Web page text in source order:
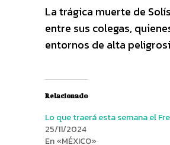
La trágica muerte de
entre sus colegas,
entornos de alta
Relacionado
Lo que traerá esta semana el
25/11/2024
En «MÉXICO»